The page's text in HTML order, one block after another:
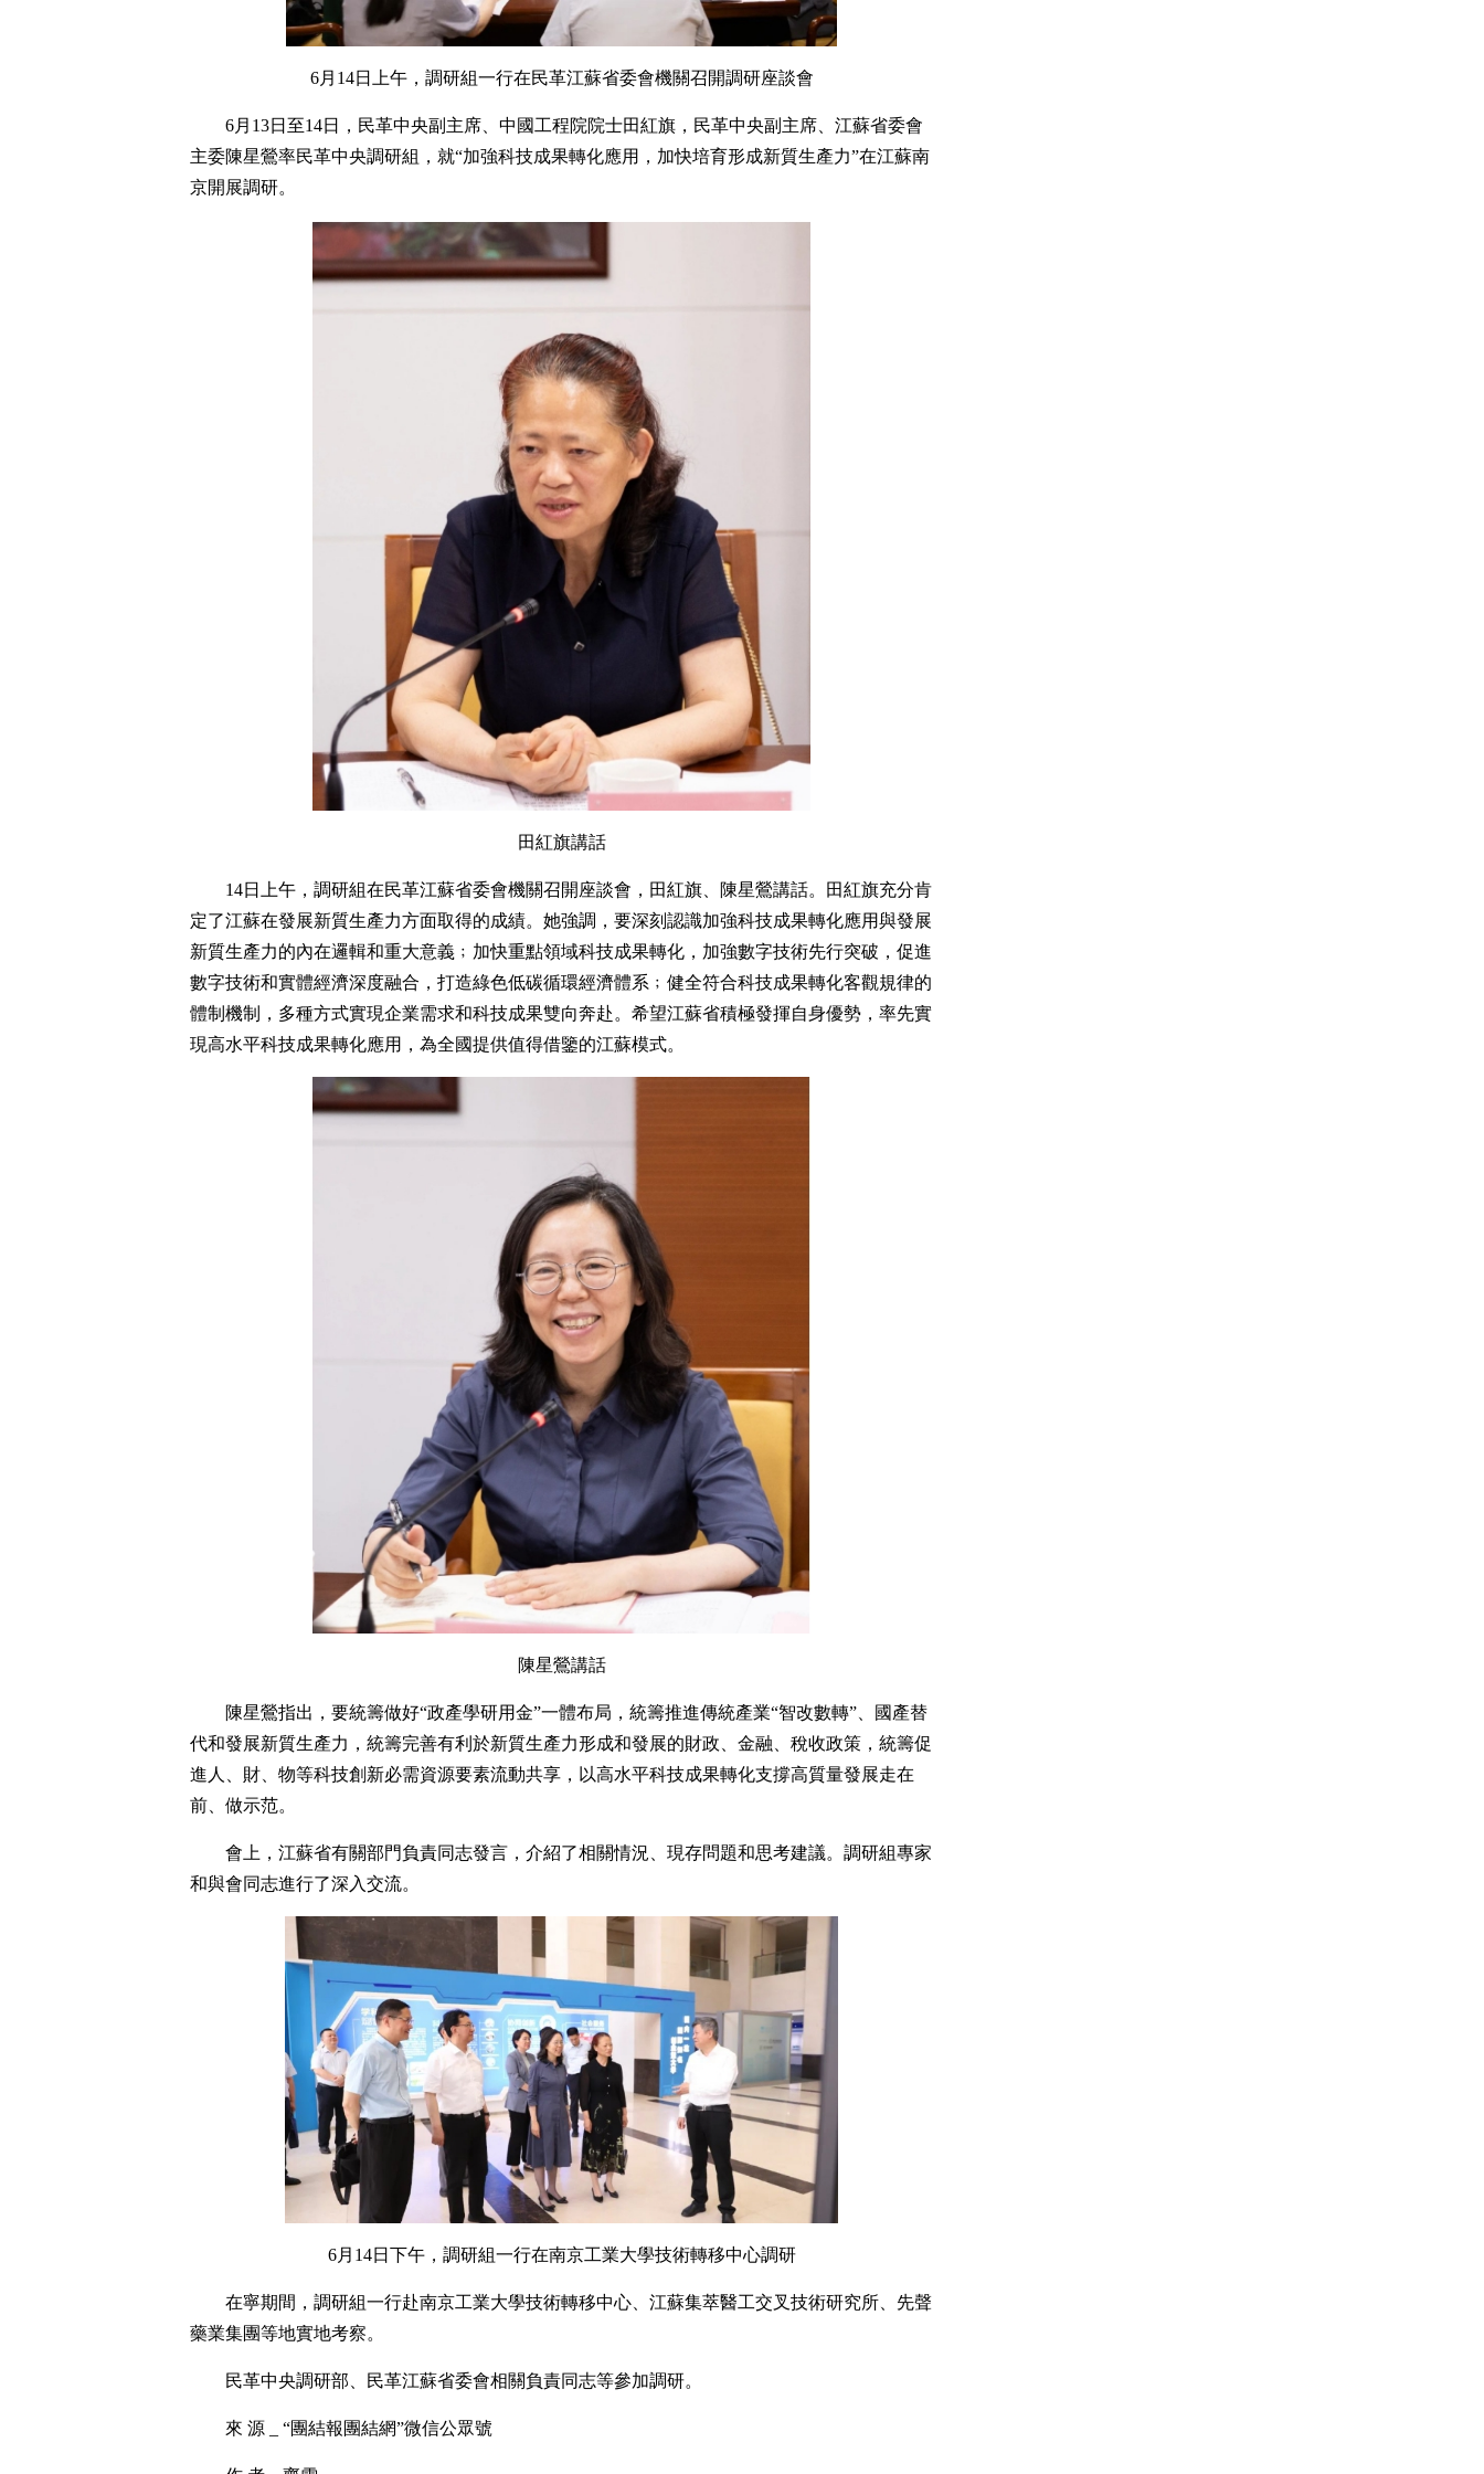
6月14日上午，調研組一行在民革江蘇省委會機關召開調研座談會
6月13日至14日，民革中央副主席、中國工程院院士田紅旗，民革中央副主席、江蘇省委會
主委陳星鶯率民革中央調研組，就“加強科技成果轉化應用，加快培育形成新質生產力”在江蘇南
京開展調研。
田紅旗講話
14日上午，調研組在民革江蘇省委會機關召開座談會，田紅旗、陳星鶯講話。田紅旗充分肯
定了江蘇在發展新質生產力方面取得的成績。她強調，要深刻認識加強科技成果轉化應用與發展
新質生產力的內在邏輯和重大意義﹔加快重點領域科技成果轉化，加強數字技術先行突破，促進
數字技術和實體經濟深度融合，打造綠色低碳循環經濟體系﹔健全符合科技成果轉化客觀規律的
體制機制，多種方式實現企業需求和科技成果雙向奔赴。希望江蘇省積極發揮自身優勢，率先實
現高水平科技成果轉化應用，為全國提供值得借鑒的江蘇模式。
陳星鶯講話
陳星鶯指出，要統籌做好“政產學研用金”一體布局，統籌推進傳統產業“智改數轉”、國產替
代和發展新質生產力，統籌完善有利於新質生產力形成和發展的財政、金融、稅收政策，統籌促
進人、財、物等科技創新必需資源要素流動共享，以高水平科技成果轉化支撐高質量發展走在
前、做示范。
會上，江蘇省有關部門負責同志發言，介紹了相關情況、現存問題和思考建議。調研組專家
和與會同志進行了深入交流。
6月14日下午，調研組一行在南京工業大學技術轉移中心調研
在寧期間，調研組一行赴南京工業大學技術轉移中心、江蘇集萃醫工交叉技術研究所、先聲
藥業集團等地實地考察。
民革中央調研部、民革江蘇省委會相關負責同志等參加調研。
來 源 _ “團結報團結網”微信公眾號